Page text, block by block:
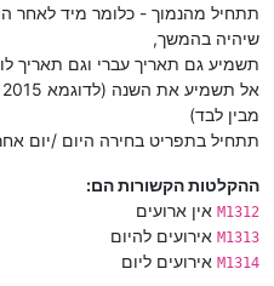
תתחיל מהנמוך - כלומר מיד לאחר
שיהיה בהמשך,
תשמיע גם תאריך עברי וגם תאריך
מבין לבד)
תתחיל בתפריט בחירה היום /יום
ההקלטות הקשורות הם:
M1312 אין ארועים
M1313 אירועים להיום
M1314 אירועים ליום